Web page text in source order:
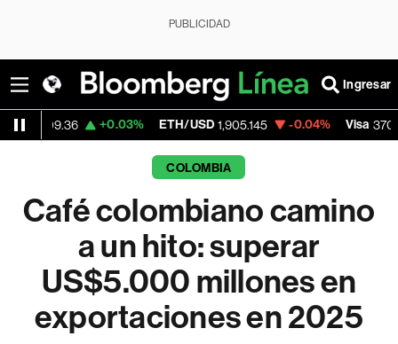
PUBLICIDAD
Ingresar
+0.03% ETH/USD 1,905.145 -0.04% Visa 370.47 +0.52%
COLOMBIA
Café colombiano camino
a un hito: superar
US$5.000 millones en
exportaciones en 2025